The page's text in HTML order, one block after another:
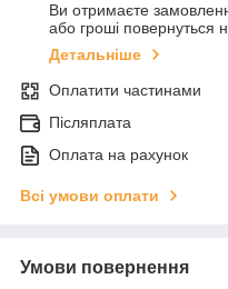
Ви отримаєте
або гроші повернуться
Детальніше
Оплатити частинами
Післяплата
Оплата на рахунок
Всі умови оплати
Умови повернення